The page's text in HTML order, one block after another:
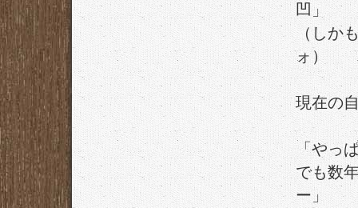
凹」
（しか
ォ）
現在の
「やっ
でも数
ー」